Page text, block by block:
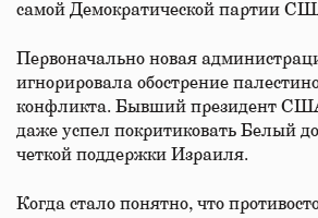
самой Демократической партии
Первоначально новая
игнорировала обострение
конфликта. Бывший президент
даже успел покритиковать Белый
четкой поддержки Израиля.
Когда стало понятно, что